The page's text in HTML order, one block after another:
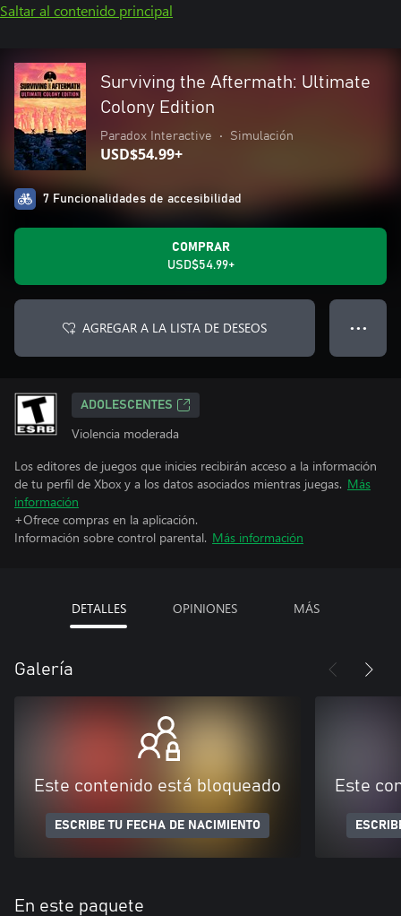
Saltar al contenido principal
Surviving the Aftermath: Ultimate
Colony Edition
Paradox Interactive • Simulación
USD$54.99+
7 Funcionalidades de accesibilidad
COMPRAR
USD$54.99+
AGREGAR A LA LISTA DE DESEOS ● ● ●
ADOLESCENTES
Violencia moderada
Los editores de juegos que inicies recibirán acceso a la información
de tu perfil de Xbox y a los datos asociados mientras juegas. Más
información
+Ofrece compras en la aplicación.
Información sobre control parental. Más información
DETALLES OPINIONES MÁS
Galería
Este contenido está bloqueado
ESCRIBE TU FECHA DE NACIMIENTO
Este
En este paquete